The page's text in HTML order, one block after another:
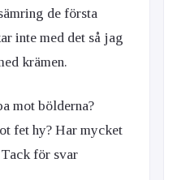
de första
inte med det så jag
krämen.
mot bölderna?
fet hy? Har mycket
för svar